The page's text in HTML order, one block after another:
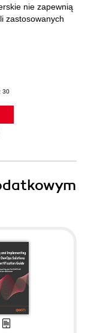
30
nie zapewnią
zastosowanych